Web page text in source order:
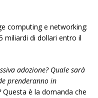
computing e networking:
miliardi di dollari entro il
adozione? Quale sarà
prenderanno in
Questa è la domanda che